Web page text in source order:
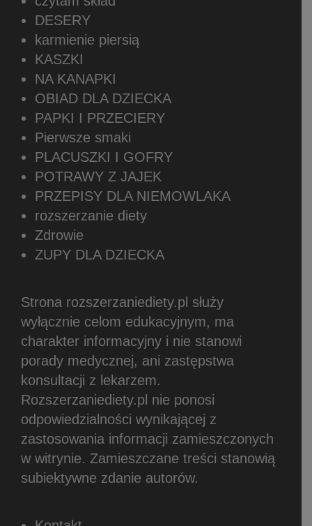
DESERY
karmienie piersią
KASZKI
NA KANAPKI
OBIAD DLA DZIECKA
PAPKI I PRZECIERY
Pierwsze smaki
PLACUSZKI I GOFRY
POTRAWY Z JAJEK
PRZEPISY DLA NIEMOWLAKA
rozszerzanie diety
Zdrowie
ZUPY DLA DZIECKA
Strona rozszerzaniediety.pl służy
wyłącznie celom edukacyjnym, ma
charakter informacyjny i nie stanowi
porady medycznej, ani zastępstwa
konsultacji z lekarzem.
Rozszerzaniediety.pl nie ponosi
odpowiedzialności wynikającej z
zastosowania informacji zamieszczonych
w witrynie. Zamieszczane treści stanowią
subiektywne zdanie autorów.